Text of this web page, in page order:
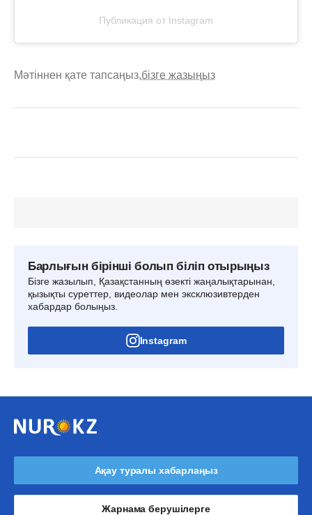
Публикация от Instagram
Мәтіннен қате тапсаңыз,бізге жазыңыз
Барлығын бірінші болып біліп отырыңыз
Бізге жазылып, Қазақстанның өзекті жаңалықтарынан,
қызықты суреттер, видеолар мен эксклюзивтерден
хабардар болыңыз.
Instagram
Ақау туралы хабарлаңыз
Жарнама берушілерге